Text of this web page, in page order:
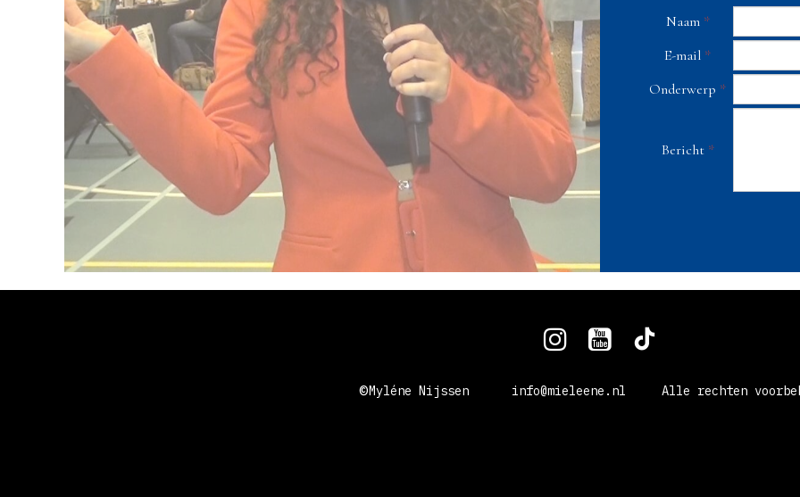
Naam*
E-mail *
Onderwerp *
Bericht*
  
©Myléne Nijssen info@mieleene.nl Alle rechten